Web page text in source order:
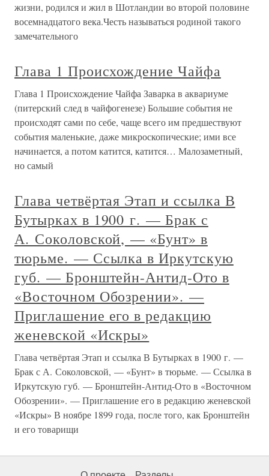
жизни, родился и жил в Шотландии во второй половине
восемнадцатого века.Честь называться родиной такого
замечательного
Глава 1 Происхождение Чайфа
Глава 1 Происхождение Чайфа Заварка в аквариуме
(питерский след в чайфогенезе) Большие события не
происходят сами по себе, чаще всего им предшествуют
события маленькие, даже микроскопические; ими все
начинается, а потом катится, катится… Малозаметный,
но самый
Глава четвёртая Этап и ссылка В
Бутырках в 1900 г. — Брак с
А. Соколовской, — «Бунт» в
тюрьме. — Ссылка в Иркутскую
губ. — Бронштейн-Антид-Ото в
«Восточном Обозрении». —
Приглашение его в редакцию
женевской «Искры»
Глава четвёртая Этап и ссылка В Бутырках в 1900 г. —
Брак с А. Соколовской, — «Бунт» в тюрьме. — Ссылка в
Иркутскую губ. — Бронштейн-Антид-Ото в «Восточном
Обозрении». — Приглашение его в редакцию женевской
«Искры» В ноябре 1899 года, после того, как Бронштейн
и его товарищи